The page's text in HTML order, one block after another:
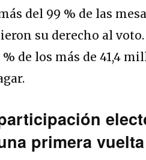
del 99 % de las
su derecho al
% de los más de 41,4
primera vuelta